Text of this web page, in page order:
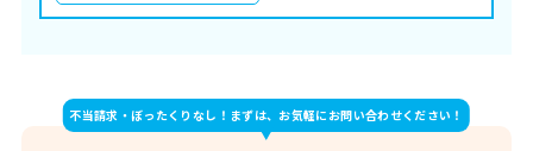
不当請求・ぼったくりなし！まずは、お気軽にお問い合わせください！